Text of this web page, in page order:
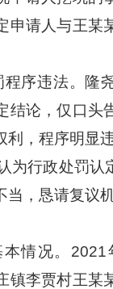
申请人与王某
程序违法。隆
结论，仅口头
，程序明显违
为行政处罚认
，恳请复议
情况。 2021
镇李贾村王某